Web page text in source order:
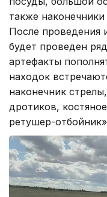
также
После проведения
будет проведен
артефакты
находок
наконечник
дротиков,
ретушер-